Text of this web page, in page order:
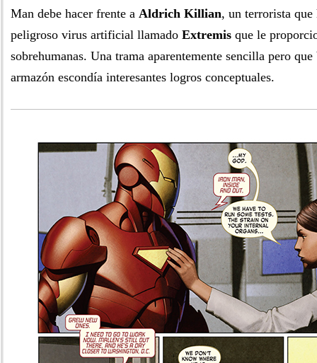
Man debe hacer frente a Aldrich Killian, un terrorista que
peligroso virus artificial llamado Extremis que le
sobrehumanas. Una trama aparentemente sencilla pero
armazón escondía interesantes logros conceptuales.